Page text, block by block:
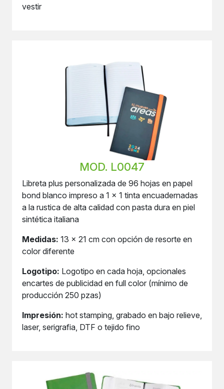
vestir
MOD. L0047
Libreta plus personalizada de 96 hojas en papel
bond blanco impreso a 1 x 1 tinta encuadernadas
a la rustica de alta calidad con pasta dura en piel
sintética italiana
Medidas: 13 x 21 cm con opción de resorte en
color diferente
Logotipo: Logotipo en cada hoja, opcionales
encartes de publicidad en full color (mínimo de
producción 250 pzas)
Impresión: hot stamping, grabado en bajo relieve,
laser, serigrafia, DTF o tejido fino